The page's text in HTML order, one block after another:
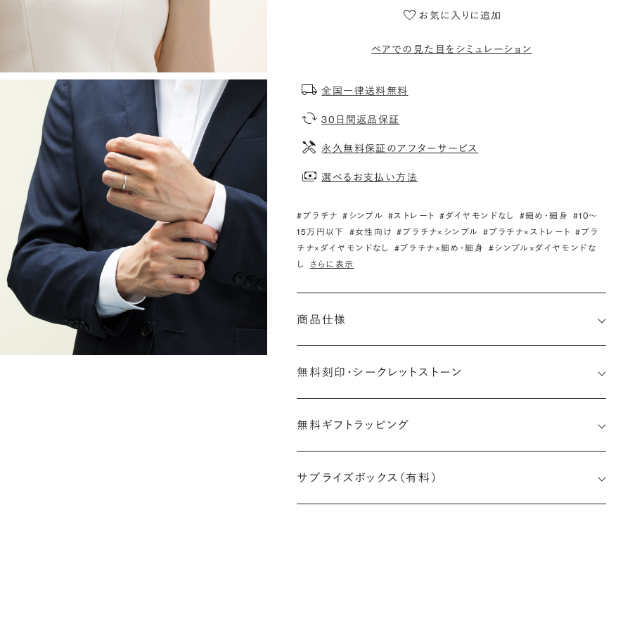
お気に入りに追加
ペアでの見た目をシミュレーション
全国一律送料無料
30日間返品保証
永久無料保証のアフターサービス
選べるお支払い方法
#プラチナ #シンプル #ストレート #ダイヤモンドなし #細め・細身 #10〜
15万円以下 #女性向け #プラチナ×シンプル #プラチナ×ストレート #プラ
チナ×ダイヤモンドなし
#プラチナ×細め・細身 #シンプル×ダイヤモンドな
し
さらに表示
商品仕様
無料刻印・ シークレットストーン
刻印メッセージ：半角英数字20文字まで刻印可能
セージを無料で刻印することができます。注文前だけでなく購入後
の刻印も、リングに初めて施す初回の刻印は、無料にて承ります（デ
無料ギフトラッピング
サプライズボックス（有料）